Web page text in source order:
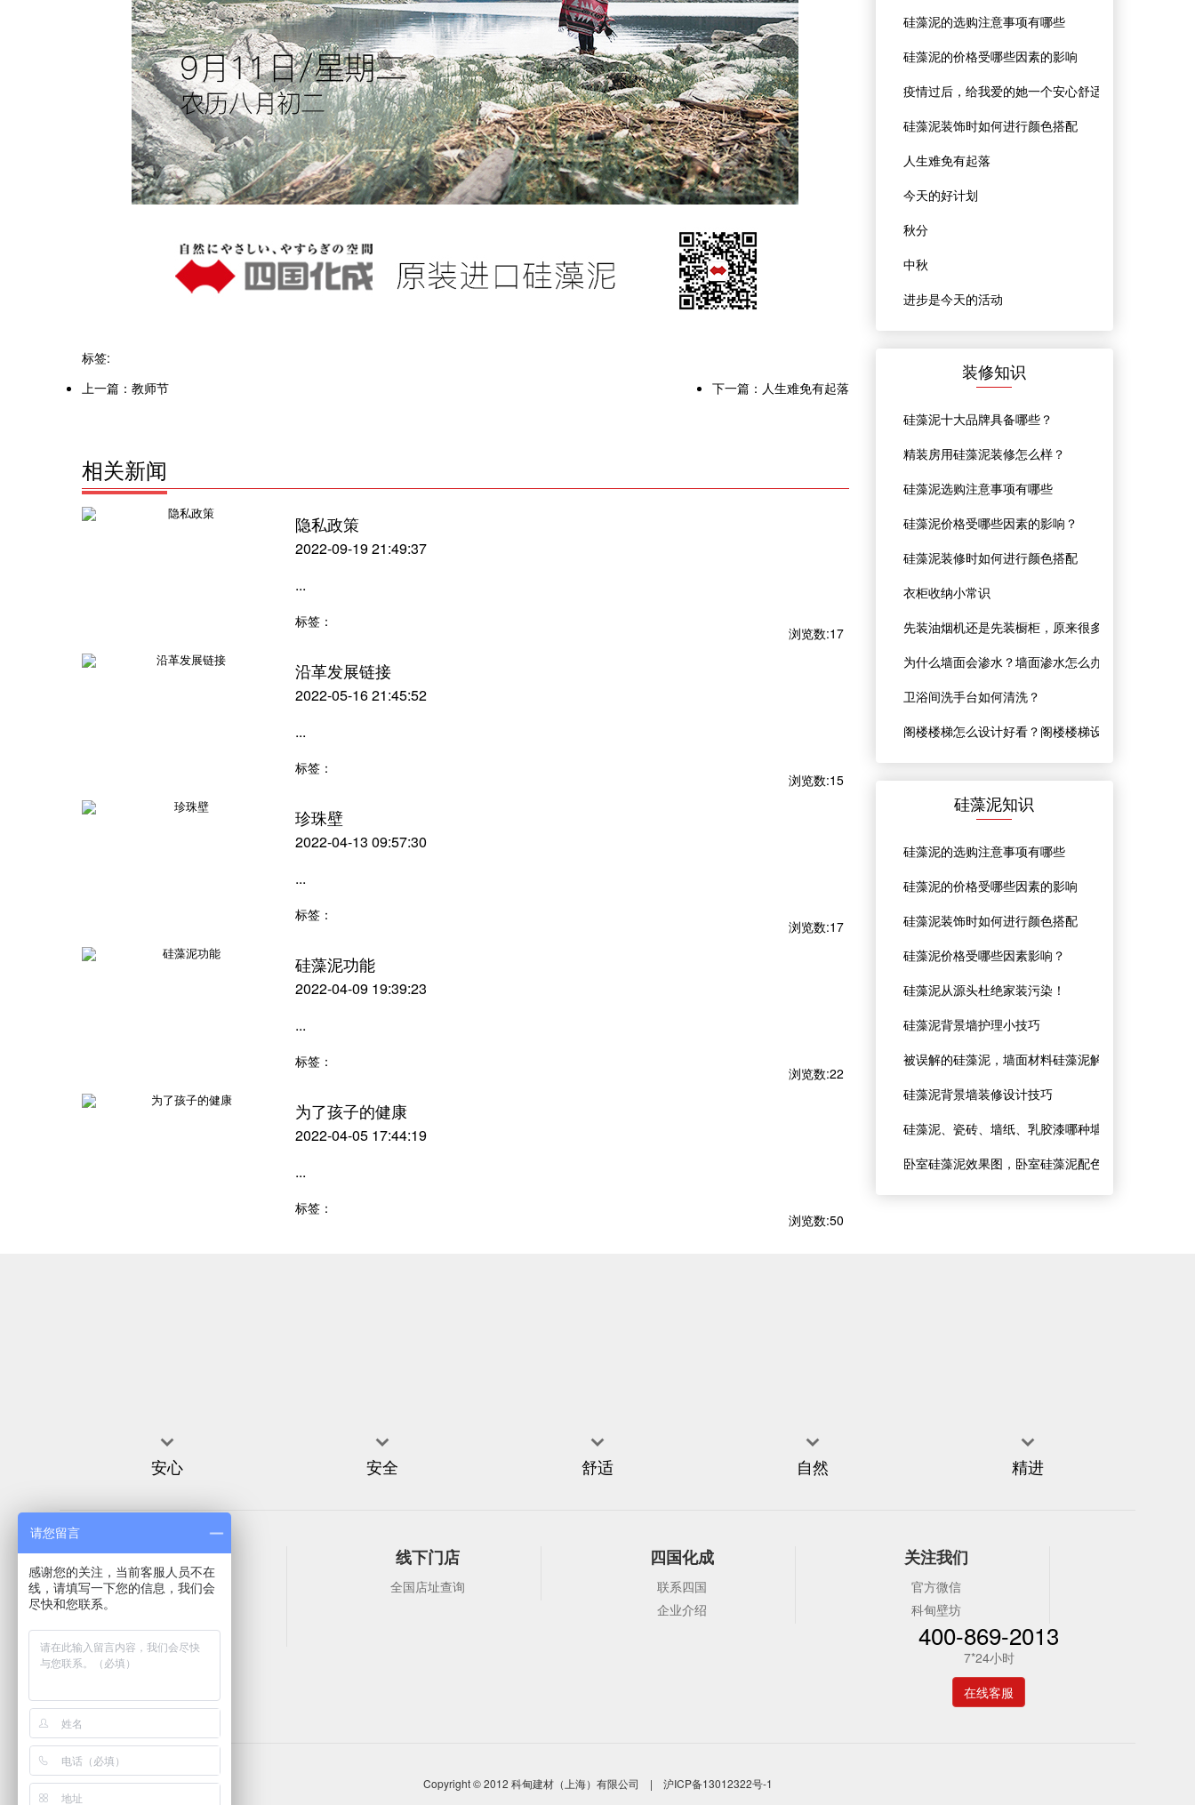
标签:
上一篇： 教师节 下一篇： 人生难免有起落
相关新闻
隐私政策
2022-09-19 21:49:37
...
标签：
浏览数:17
沿革发展链接
2022-05-16 21:45:52
...
标签：
浏览数:15
珍珠壁
2022-04-13 09:57:30
...
标签：
浏览数:17
硅藻泥功能
2022-04-09 19:39:23
...
标签：
浏览数:22
为了孩子的健康
2022-04-05 17:44:19
...
标签：
浏览数:50
硅藻泥的选购注意事项有哪些
硅藻泥的价格受哪些因素的影响
疫情过后，给我爱的她一个安心舒适的家！
硅藻泥装饰时如何进行颜色搭配
人生难免有起落
今天的好计划
秋分
中秋
进步是今天的活动
装修知识
硅藻泥十大品牌具备哪些？
精装房用硅藻泥装修怎么样？
硅藻泥选购注意事项有哪些
硅藻泥价格受哪些因素的影响？
硅藻泥装修时如何进行颜色搭配
衣柜收纳小常识
先装油烟机还是先装橱柜，原来很多人都搞错
为什么墙面会渗水？墙面渗水怎么办？
卫浴间洗手台如何清洗？
阁楼楼梯怎么设计好看？阁楼楼梯设计注意事
硅藻泥知识
硅藻泥的选购注意事项有哪些
硅藻泥的价格受哪些因素的影响
硅藻泥装饰时如何进行颜色搭配
硅藻泥价格受哪些因素影响？
硅藻泥从源头杜绝家装污染！
硅藻泥背景墙护理小技巧
被误解的硅藻泥，墙面材料硅藻泥解读！
硅藻泥背景墙装修设计技巧
硅藻泥、瓷砖、墙纸、乳胶漆哪种墙面材料好
卧室硅藻泥效果图，卧室硅藻泥配色技巧

安心

安全

舒适

自然

精进
帮助中心
常见问题
服务支持
线下门店
全国店址查询
四国化成
联系四国
企业介绍
关注我们
官方微信
科甸壁坊
400-869-2013
7*24小时
在线客服
Copyright © 2012 科甸建材（上海）有限公司 | 沪ICP备13012322号-1
请您留言
感谢您的关注，当前客服人员不在
线，请填写一下您的信息，我们会
尽快和您联系。